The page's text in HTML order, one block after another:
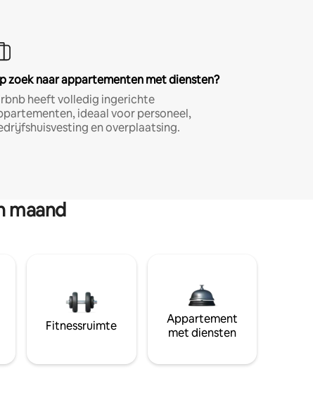
zoek naar appartementen met diensten?
heeft volledig ingerichte
ideaal voor personeel,
en overplaatsing.
maand
Fitnessruimte
Appartement
met diensten